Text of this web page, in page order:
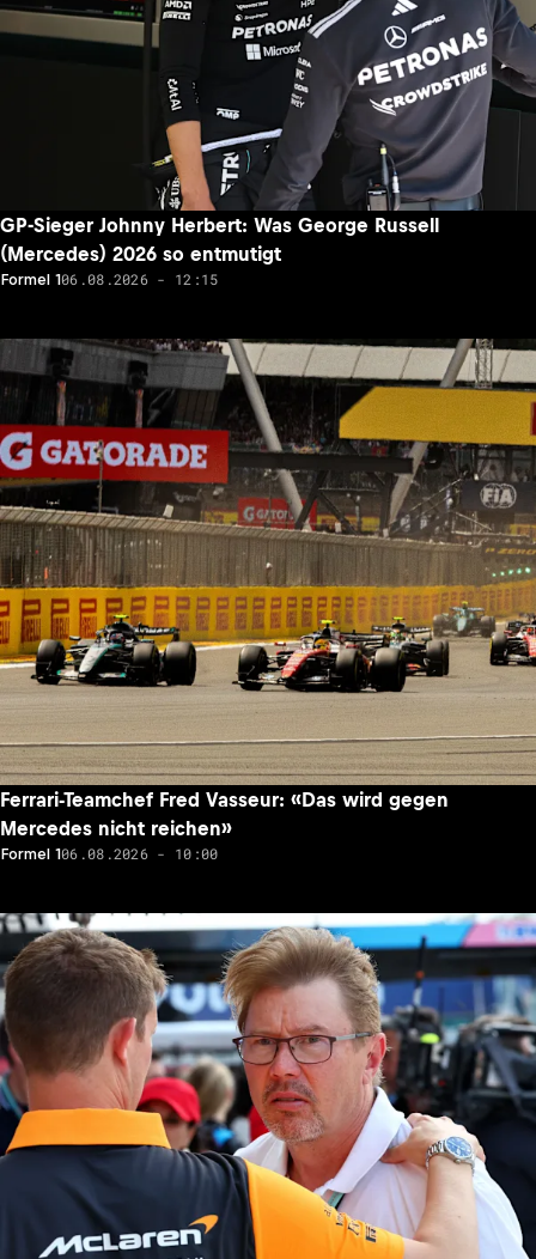
GP-Sieger Johnny Herbert: Was George Russell
(Mercedes) 2026 so entmutigt
Formel 106.08.2026 - 12:15
Ferrari-Teamchef Fred Vasseur: «Das wird gegen
Mercedes nicht reichen»
Formel 106.08.2026 - 10:00